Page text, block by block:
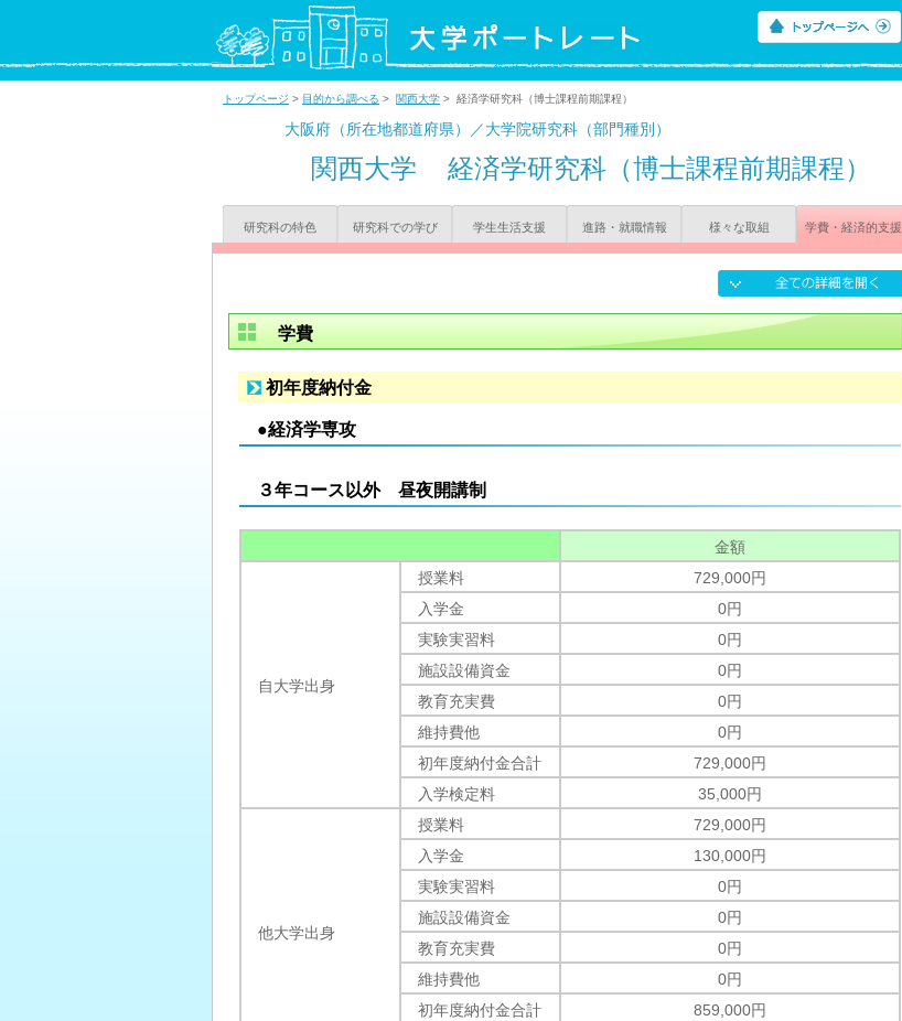
トップページ > 目的から調べる > 関西大学 > 経済学研究科（博士課程前期課程）
大阪府（所在地都道府県）／大学院研究科（部門種別）
関西大学 経済学研究科（博士課程前期課程）
研究科の特色 研究科での学び 学生生活支援 進路・就職情報 様々な取組 学費・経済的支援
学費
初年度納付金
●経済学専攻
３年コース以外 昼夜開講制
金額
自大学出身
授業料
729,000円
入学金
0円
実験実習料
0円
施設設備資金
0円
教育充実費
0円
維持費他
0円
初年度納付金合計
729,000円
入学検定料
35,000円
他大学出身
授業料
729,000円
入学金
130,000円
実験実習料
0円
施設設備資金
0円
教育充実費
0円
維持費他
0円
初年度納付金合計
859,000円